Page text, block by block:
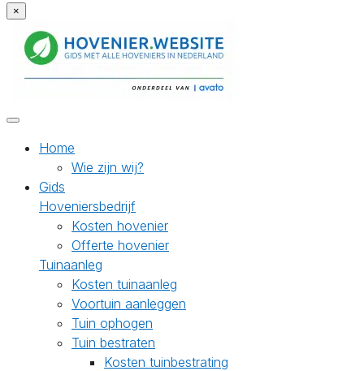
×
Home
Wie zijn wij?
Gids
Hoveniersbedrijf
Kosten hovenier
Offerte hovenier
Tuinaanleg
Kosten tuinaanleg
Voortuin aanleggen
Tuin ophogen
Tuin bestraten
Kosten tuinbestrating